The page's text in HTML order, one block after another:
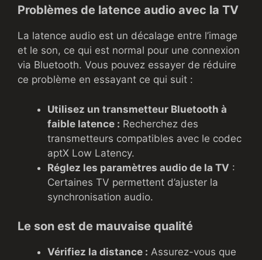
Problèmes de latence audio avec la TV
La latence audio est un décalage entre l’image
et le son, ce qui est normal pour une connexion
via Bluetooth. Vous pouvez essayer de réduire
ce problème en essayant ce qui suit :
Utilisez un transmetteur Bluetooth à
faible latence : Recherchez des
transmetteurs compatibles avec le codec
aptX Low Latency.
Réglez les paramètres audio de la TV :
Certaines TV permettent d’ajuster la
synchronisation audio.
Le son est de mauvaise qualité
Vérifiez la distance : Assurez-vous que